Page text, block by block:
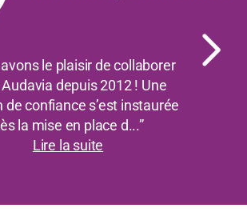
avons le plaisir de collaborer
depuis 2012 ! Une
de confiance s’est instaurée
la mise en place d...”
Lire la suite